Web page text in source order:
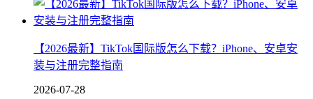
【2026最新】TikTok国际版怎么下载？iPhone、安卓安
装与注册完整指南
2026-07-28